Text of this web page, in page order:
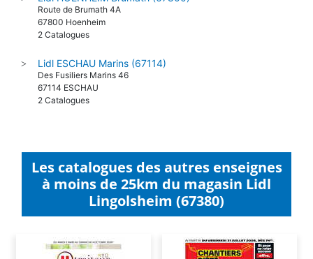
Route de Brumath 4A
67800 Hoenheim
2 Catalogues
> Lidl ESCHAU Marins (67114)
Des Fusiliers Marins 46
67114 ESCHAU
2 Catalogues
Les catalogues des autres enseignes
à moins de 25km du magasin Lidl
Lingolsheim (67380)